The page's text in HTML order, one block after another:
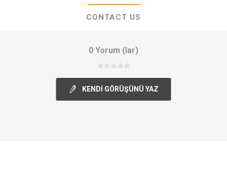
CONTACT US
0 Yorum (lar)
KENDI GÖRÜŞÜNÜ YAZ